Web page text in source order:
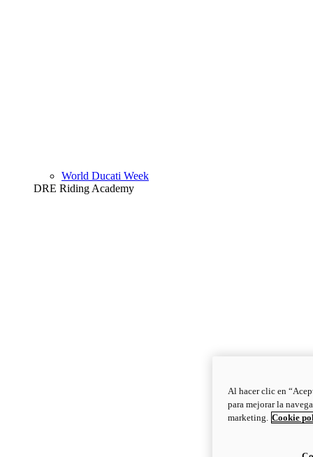
World Ducati Week
DRE Riding Academy
Al hacer clic en
para mejorar la
marketing. Cookie